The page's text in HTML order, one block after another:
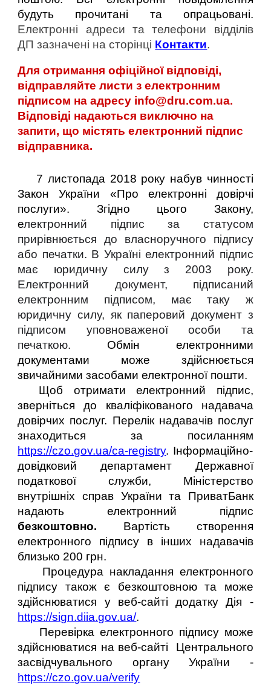
будуть прочитані та опрацьовані.
Електронні адреси та телефони відділів
ДП зазначені на сторінці Контакти.
Для отримання офіційної відповіді,
відправляйте листи з електронним
підписом на адресу info@dru.com.ua.
Відповіді надаються виключно на
запити, що містять електронний підпис
відправника.
7 листопада 2018 року набув чинності
Закон України «Про електронні довірчі
послуги». Згідно цього Закону,
електронний підпис за статусом
прирівнюється до власноручного підпису
або печатки. В Україні електронний підпис
має юридичну силу з 2003 року.
Електронний документ, підписаний
електронним підписом, має таку ж
юридичну силу, як паперовий документ з
підписом уповноваженої особи та
печаткою. Обмін електронними
документами може здійснюється
звичайними засобами електронної пошти.
Щоб отримати електронний підпис,
зверніться до кваліфікованого надавача
довірчих послуг. Перелік надавачів послуг
знаходиться за посиланням
https://czo.gov.ua/ca-registry. Інформаційно-
довідковий департамент Державної
податкової служби, Міністерство
внутрішніх справ України та ПриватБанк
надають електронний підпис
безкоштовно. Вартість створення
електронного підпису в інших надавачів
близько 200 грн.
Процедура накладання електронного
підпису також є безкоштовною та може
здійснюватися у веб-сайті додатку Дія -
https://sign.diia.gov.ua/.
Перевірка електронного підпису може
здійснюватися на веб-сайті Центрального
засвідчувального органу України -
https://czo.gov.ua/verify